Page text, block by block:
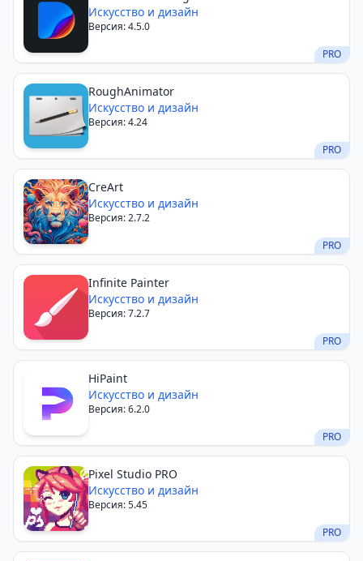
Искусство и дизайн
Версия: 4.5.0
PRO
RoughAnimator
Искусство и дизайн
Версия: 4.24
PRO
CreArt
Искусство и дизайн
Версия: 2.7.2
PRO
Infinite Painter
Искусство и дизайн
Версия: 7.2.7
PRO
HiPaint
Искусство и дизайн
Версия: 6.2.0
PRO
Pixel Studio PRO
Искусство и дизайн
Версия: 5.45
PRO